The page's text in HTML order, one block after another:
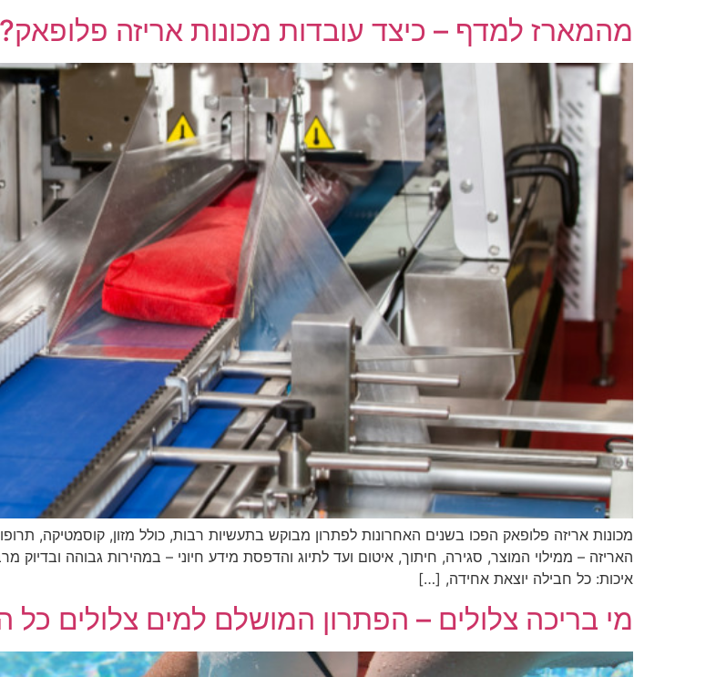
מהמארז למדף – כיצד עובדות מכונות אריזה פלופאק?
מכונות אריזה פלופאק הפכו בשנים האחרונות לפתרון מבוקש בתעשיות רבות, כולל מזון, קוסמטיקה,
האריזה – ממילוי המוצר, סגירה, חיתוך, איטום ועד לתיוג והדפסת מידע חיוני – במהירות גבוהה ובדיוק
איכות: כל חבילה יוצאת אחידה, […]
מי בריכה צלולים – הפתרון המושלם למים צלולים